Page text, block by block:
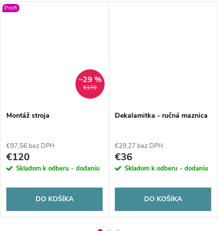
Profi
€170
–29 %
Montáž stroja
€97,56 bez DPH
€120
Skladom k odberu - dodaniu
DO KOŠÍKA
Dekalamitka - ručná maznica
€29,27 bez DPH
€36
Skladom k odberu - dodaniu
DO KOŠÍKA